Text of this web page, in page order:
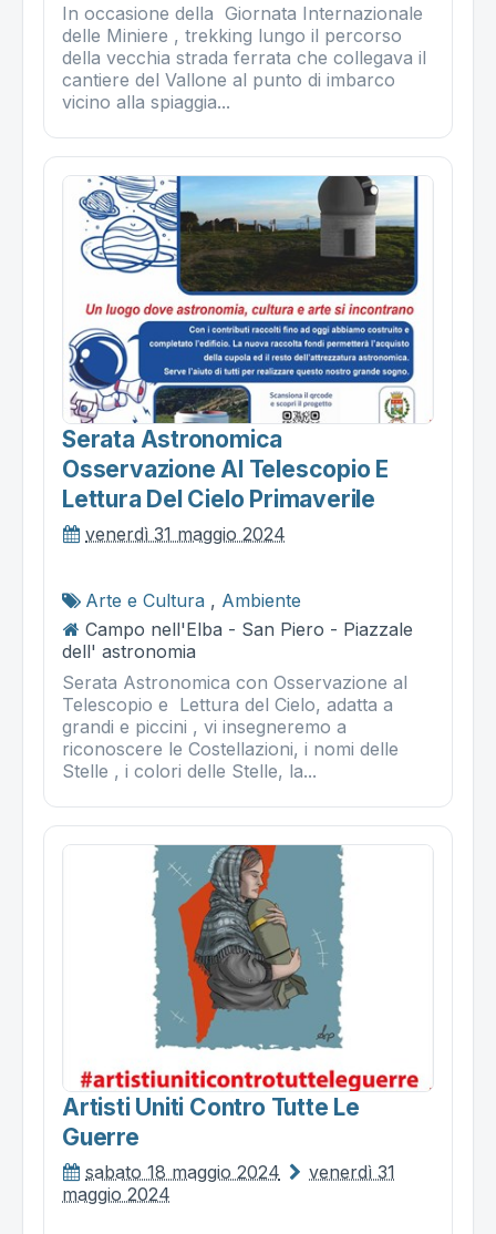
In occasione della Giornata Internazionale
delle Miniere , trekking lungo il percorso
della vecchia strada ferrata che collegava il
cantiere del Vallone al punto di imbarco
vicino alla spiaggia...
Serata Astronomica
Osservazione Al Telescopio E
Lettura Del Cielo Primaverile
venerdì 31 maggio 2024
Arte e Cultura , Ambiente
Campo nell'Elba - San Piero - Piazzale
dell' astronomia
Serata Astronomica con Osservazione al
Telescopio e Lettura del Cielo, adatta a
grandi e piccini , vi insegneremo a
riconoscere le Costellazioni, i nomi delle
Stelle , i colori delle Stelle, la...
Artisti Uniti Contro Tutte Le
Guerre
sabato 18 maggio 2024
venerdì 31
maggio 2024